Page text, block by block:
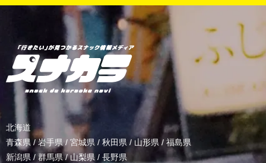
北海道
青森県 / 岩手県/ 宮城県 / 秋田県 / 山形県/ 福島県
新潟県 /群馬県/山梨県 / 長野県